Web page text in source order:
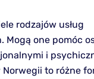
rodzajów usług
Mogą one pomóc
i
to różne